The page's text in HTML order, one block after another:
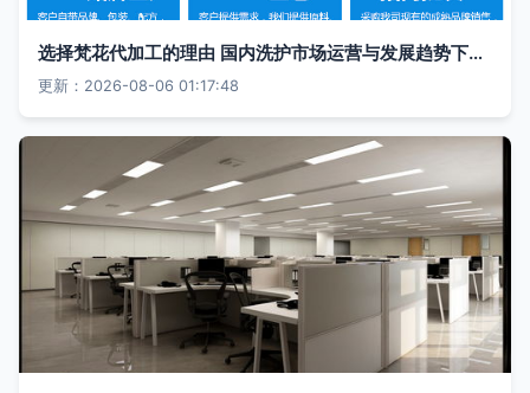
选择梵花代加工的理由 国内洗护市场运营与发展趋势下的战略抉择
更新：2026-08-06 01:17:48